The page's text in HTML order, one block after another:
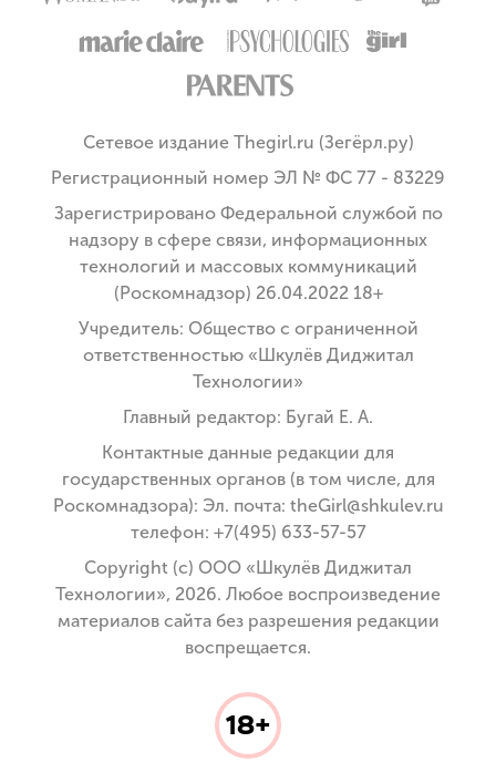
Сетевое издание Thegirl.ru (Зегёрл.ру)
Регистрационный номер ЭЛ № ФС 77 - 83229
Зарегистрировано Федеральной службой по
надзору в сфере связи, информационных
технологий и массовых коммуникаций
(Роскомнадзор) 26.04.2022 18+
Учредитель: Общество с ограниченной
ответственностью «Шкулёв Диджитал
Технологии»
Главный редактор: Бугай Е. А.
Контактные данные редакции для
государственных органов (в том числе, для
Роскомнадзора): Эл. почта: theGirl@shkulev.ru
телефон: +7(495) 633-57-57
Copyright (с) ООО «Шкулёв Диджитал
Технологии», 2026. Любое воспроизведение
материалов сайта без разрешения редакции
воспрещается.
18+